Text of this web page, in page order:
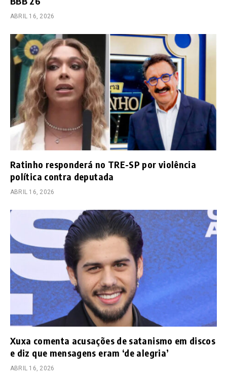
ABRIL 16, 2026
Ratinho responderá no TRE-SP por violência
política contra deputada
ABRIL 16, 2026
Xuxa comenta acusações de satanismo em discos
e diz que mensagens eram ‘de alegria’
ABRIL 16, 2026